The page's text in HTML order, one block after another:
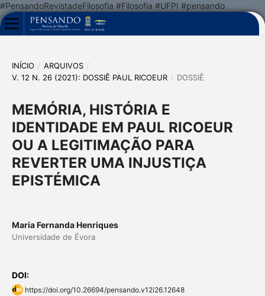
#PensandoRevistadeFilosofia #Filosofia #UFPI #pensando
INÍCIO / ARQUIVOS /
V. 12 N. 26 (2021): DOSSIÊ PAUL RICOEUR / DOSSIÊ
MEMÓRIA, HISTÓRIA E
IDENTIDADE EM PAUL RICOEUR
OU A LEGITIMAÇÃO PARA
REVERTER UMA INJUSTIÇA
EPISTÉMICA
Maria Fernanda Henriques
Universidade de Évora
DOI:
https://doi.org/10.26694/pensando.v12i26.12648